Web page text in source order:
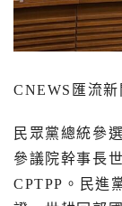
CNEWS 匯流
民眾黨總統參
參議院幹事長
CPTPP 。民進